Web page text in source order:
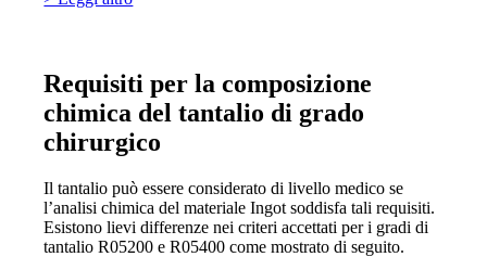
Requisiti per la composizione
chimica del tantalio di grado
chirurgico
Il tantalio può essere considerato di livello medico se
l’analisi chimica del materiale Ingot soddisfa tali requisiti.
Esistono lievi differenze nei criteri accettati per i gradi di
tantalio R05200 e R05400 come mostrato di seguito.